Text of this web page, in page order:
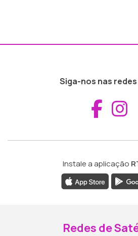
Siga-nos nas
Instale a aplicação
Redes de